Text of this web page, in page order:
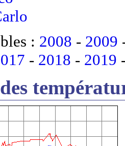
: 2008 - 2009
- 2018 - 2019